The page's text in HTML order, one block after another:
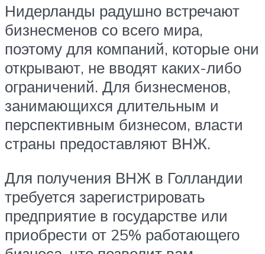
Нидерланды радушно встречают
бизнесменов со всего мира,
поэтому для компаний, которые они
открывают, не вводят каких-либо
ограничений. Для бизнесменов,
занимающихся длительным и
перспективным бизнесом, власти
страны предоставляют ВНЖ.
Для получения ВНЖ в Голландии
требуется зарегистрировать
предприятие в государстве или
приобрести от 25% работающего